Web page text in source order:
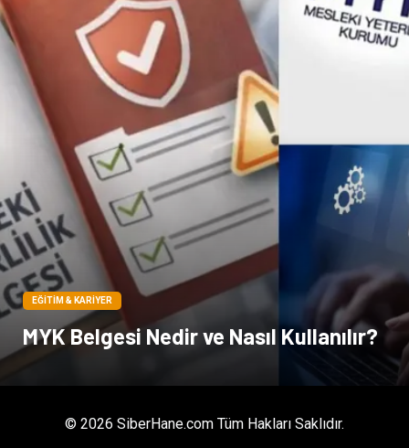
EĞITIM & KARIYER
MYK Belgesi Nedir ve Nasıl Kullanılır?
© 2026 SiberHane.com Tüm Hakları Saklıdır.